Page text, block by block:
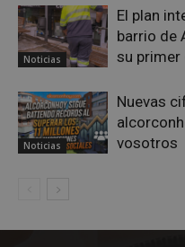
Noticias
El plan
barrio de
su primer
Noticias
Nuevas
vosotros
AWSALBCORS